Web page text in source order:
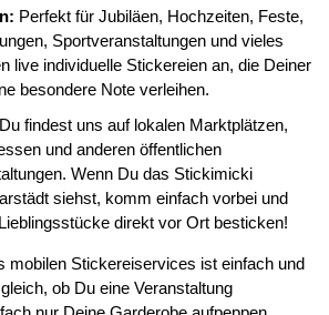
Perfekt für Jubiläen, Hochzeiten, Feste,
Sportveranstaltungen und vieles
live individuelle Stickereien an, die Deiner
besondere Note verleihen.
Du findest uns auf lokalen Marktplätzen,
und anderen öffentlichen
Wenn Du das Stickimicki
siehst, komm einfach vorbei und
direkt vor Ort besticken!
mobilen Stickereiservices ist einfach und
ob Du eine Veranstaltung